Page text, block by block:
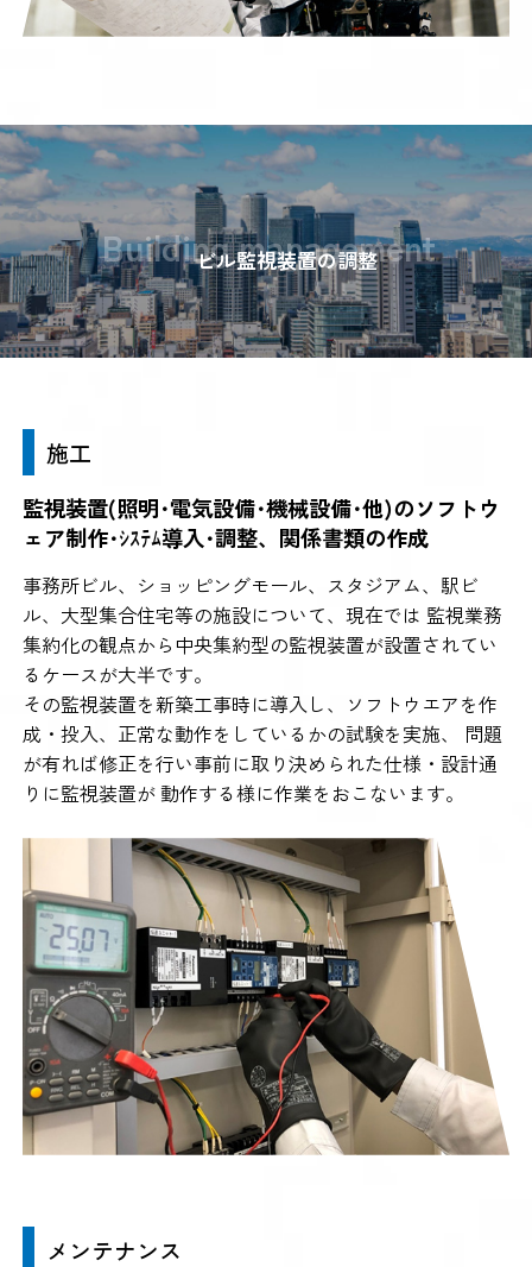
Building management
ビル監視装置の調整
施工
監視装置(照明･電気設備･機械設備･他)のソフトウ
ェア制作･ｼｽﾃﾑ導入･調整、関係書類の作成
事務所ビル、ショッピングモール、スタジアム、駅ビ
ル、大型集合住宅等の施設について、現在では 監視業務
集約化の観点から中央集約型の監視装置が設置されてい
るケースが大半です。
その監視装置を新築工事時に導入し、ソフトウエアを作
成・投入、正常な動作をしているかの試験を実施、 問題
が有れば修正を行い事前に取り決められた仕様・設計通
りに監視装置が 動作する様に作業をおこないます。
メンテナンス